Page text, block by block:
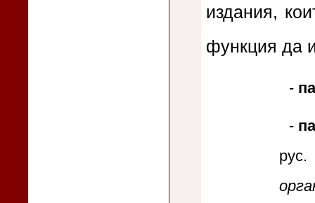
издания,
функция да
-
-